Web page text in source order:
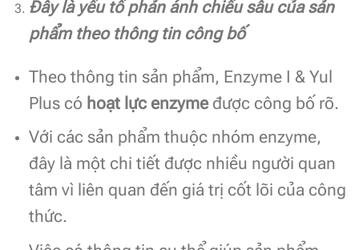
Đây là yếu tố phản ánh chiều sâu của sản
phẩm theo thông tin công bố
Theo thông tin sản phẩm, Enzyme I & Yul
Plus có hoạt lực enzymeđược công bố rõ.
Với các sản phẩm thuộc nhóm enzyme,
đây là một chi tiết được nhiều người quan
tâm vì liên quan đến giá trị cốt lõi của công
thức.